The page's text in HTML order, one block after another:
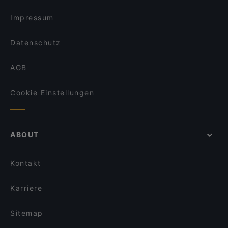
African House Bockenheim
Impressum
Datenschutz
AGB
Cookie Einstellungen
ABOUT
Kontakt
Karriere
Sitemap